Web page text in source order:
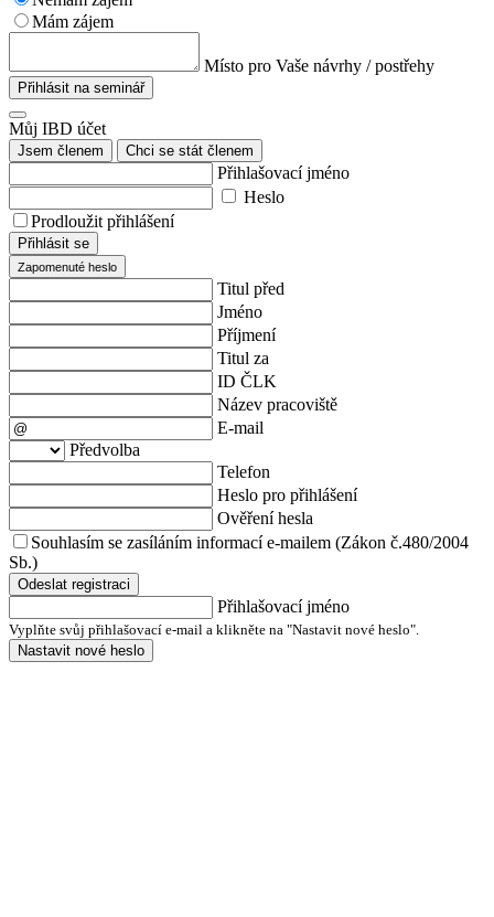
Mám zájem
Místo pro Vaše návrhy / postřehy
Přihlásit na seminář
Můj IBD účet
Jsem členem Chci se stát členem
Přihlašovací jméno
Heslo
Prodloužit přihlášení
Přihlásit se
Zapomenuté heslo
Titul před
Jméno
Příjmení
Titul za
ID ČLK
Název pracoviště
E-mail
Předvolba
Telefon
Heslo pro přihlášení
Ověření hesla
Souhlasím se zasíláním informací e-mailem (Zákon č.480/2004
Sb.)
Odeslat registraci
Přihlašovací jméno
Vyplňte svůj přihlašovací e-mail a klikněte na "Nastavit nové heslo".
Nastavit nové heslo